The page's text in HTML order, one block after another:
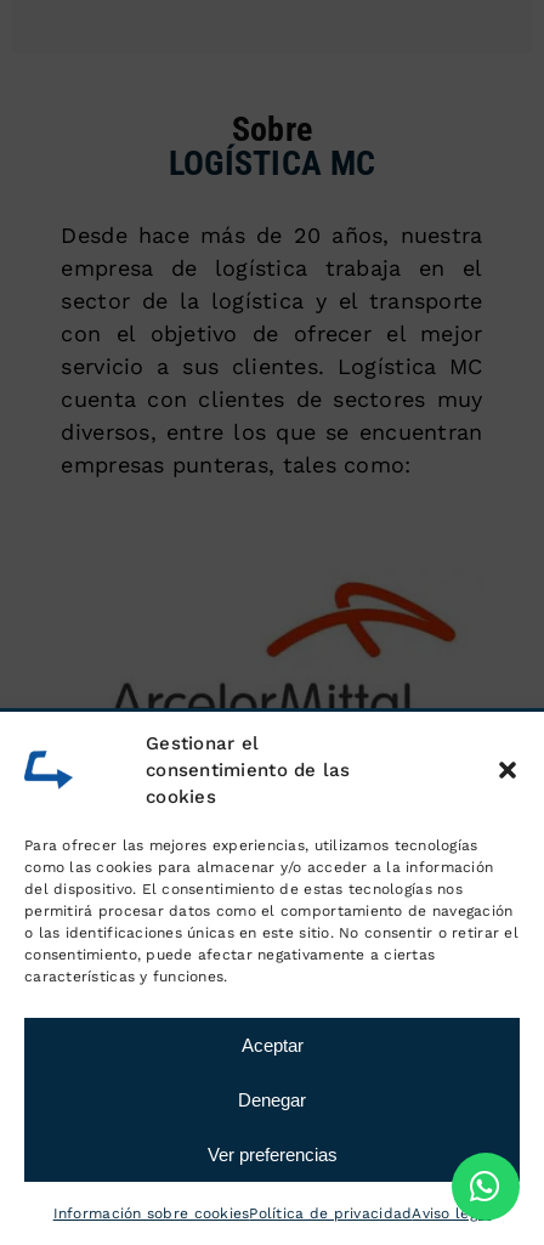
Gestionar el
consentimiento de las
cookies
Para ofrecer las mejores experiencias, utilizamos tecnologías
como las cookies para almacenar y/o acceder a la información
del dispositivo. El consentimiento de estas tecnologías nos
permitirá procesar datos como el comportamiento de navegación
o las identificaciones únicas en este sitio. No consentir o retirar el
consentimiento, puede afectar negativamente a ciertas
características y funciones.
Aceptar
Denegar
Ver preferencias
Información sobre cookiesPolítica de privacidadAviso legal
Sobre
LOGÍSTICA MC
Desde hace más de 20 años, nuestra
empresa de logística trabaja en el
sector de la logística y el transporte
con el objetivo de ofrecer el mejor
servicio a sus clientes. Logística MC
cuenta con clientes de sectores muy
diversos, entre los que se encuentran
empresas punteras, tales como: